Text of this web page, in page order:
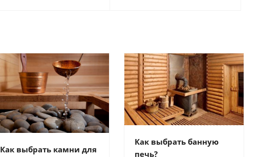
Как выбрать камни для
Как выбрать банную
печь?